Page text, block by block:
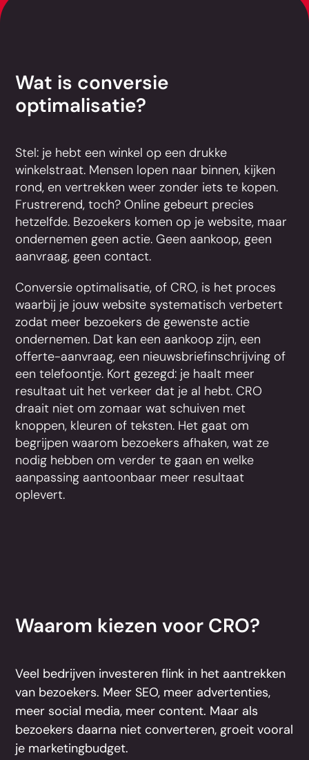
Wat is conversie
optimalisatie?
Stel: je hebt een winkel op een drukke
winkelstraat. Mensen lopen naar binnen, kijken
rond, en vertrekken weer zonder iets te kopen.
Frustrerend, toch? Online gebeurt precies
hetzelfde. Bezoekers komen op je website, maar
ondernemen geen actie. Geen aankoop, geen
aanvraag, geen contact.
Conversie optimalisatie, of CRO, is het proces
waarbij je jouw website systematisch verbetert
zodat meer bezoekers de gewenste actie
ondernemen. Dat kan een aankoop zijn, een
offerte-aanvraag, een nieuwsbriefinschrijving of
een telefoontje. Kort gezegd: je haalt meer
resultaat uit het verkeer dat je al hebt. CRO
draait niet om zomaar wat schuiven met
knoppen, kleuren of teksten. Het gaat om
begrijpen waarom bezoekers afhaken, wat ze
nodig hebben om verder te gaan en welke
aanpassing aantoonbaar meer resultaat
oplevert.
Waarom kiezen voor CRO?
Veel bedrijven investeren flink in het aantrekken
van bezoekers. Meer SEO, meer advertenties,
meer social media, meer content. Maar als
bezoekers daarna niet converteren, groeit vooral
je marketingbudget.